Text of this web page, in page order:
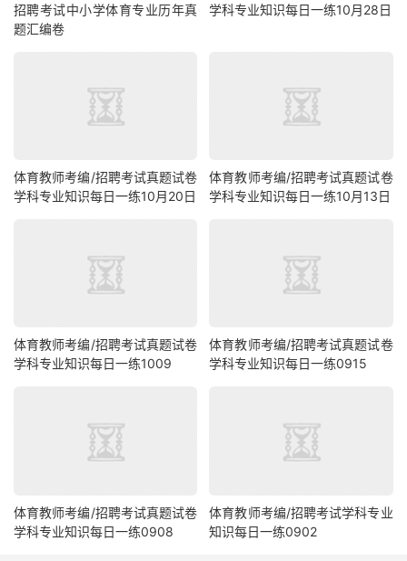
招聘考试中小学体育专业历年真
题汇编卷
学科专业知识每日一练10月28日
体育教师考编/招聘考试真题试卷
学科专业知识每日一练10月20日
体育教师考编/招聘考试真题试卷
学科专业知识每日一练10月13日
体育教师考编/招聘考试真题试卷
学科专业知识每日一练1009
体育教师考编/招聘考试真题试卷
学科专业知识每日一练0915
体育教师考编/招聘考试真题试卷
学科专业知识每日一练0908
体育教师考编/招聘考试学科专业
知识每日一练0902